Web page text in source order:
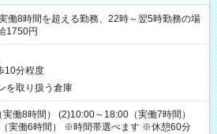
8時間を超える勤務、22時～翌5時勤務の場
1750円
10分程度
を取り扱う倉庫
働8時間） (2)10:00～18:00（実働7時間）
実働6時間） ※時間帯選べます ※休憩60分